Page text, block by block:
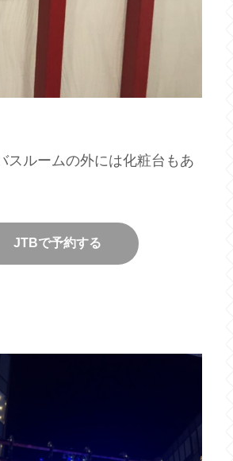
スルームの外には化粧台もあ
JTBで予約する